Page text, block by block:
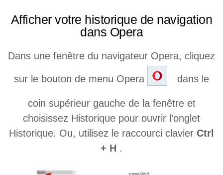
Afficher votre historique de navigation
dans Opera
Dans une fenêtre du navigateur Opera, cliquez
sur le bouton de menu Opera dans le
coin supérieur gauche de la fenêtre et
choisissez Historique pour ouvrir l’onglet
Historique. Ou, utilisez le raccourci clavier Ctrl
+ H .